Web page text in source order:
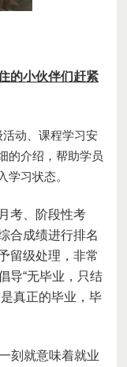
的小伙伴们赶紧
活动、课程学习安
的介绍，帮助学员
学习状态。
考 、阶段性考
合成绩进行排名
留级处理，非常
导“无毕业，只结
真正的毕业，毕
刻就意味着就业